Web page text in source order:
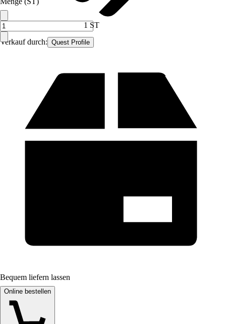
Verkauf durch: Quest Profile
1 ST
Bequem liefern lassen
Online bestellen